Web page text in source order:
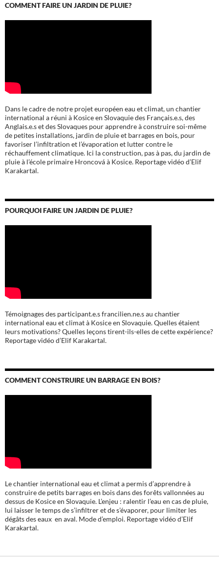
COMMENT FAIRE UN JARDIN DE PLUIE?
Dans le cadre de notre projet européen eau et climat, un chantier
international a réuni à Kosice en Slovaquie des Français.e.s, des
Anglais.e.s et des Slovaques pour apprendre à construire soi-même
de petites installations, jardin de pluie et barrages en bois, pour
favoriser l’infiltration et l’évaporation et lutter contre le
réchauffement climatique. Ici la construction, pas à pas, du jardin de
pluie à l’école primaire Hroncová à Kosice. Reportage vidéo d’Elif
Karakartal.
POURQUOI FAIRE UN JARDIN DE PLUIE?
Témoignages des participant.e.s francilien.ne.s au chantier
international eau et climat à Kosice en Slovaquie. Quelles étaient
leurs motivations? Quelles leçons tirent-ils-elles de cette expérience?
Reportage vidéo d’Elif Karakartal.
COMMENT CONSTRUIRE UN BARRAGE EN BOIS?
Le chantier international eau et climat a permis d’apprendre à
construire de petits barrages en bois dans des forêts vallonnées au
dessus de Kosice en Slovaquie. L’enjeu : ralentir l’eau en cas de pluie,
lui laisser le temps de s’infiltrer et de s’évaporer, pour limiter les
dégâts des eaux en aval. Mode d’emploi. Reportage vidéo d’Elif
Karakartal.